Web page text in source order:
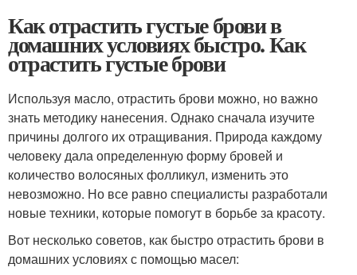
Как отрастить густые брови в
домашних условиях быстро. Как
отрастить густые брови
Используя масло, отрастить брови можно, но важно
знать методику нанесения. Однако сначала изучите
причины долгого их отращивания. Природа каждому
человеку дала определенную форму бровей и
количество волосяных фолликул, изменить это
невозможно. Но все равно специалисты разработали
новые техники, которые помогут в борьбе за красоту.
Вот несколько советов, как быстро отрастить брови в
домашних условиях с помощью масел: